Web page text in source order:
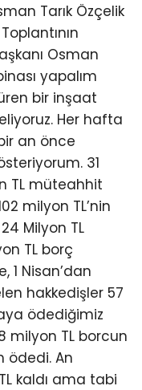
Tarık Özçelik
Osman
yapalım
bir inşaat
Her hafta
an önce
31
TL müteahhit
milyon TL’nin
Milyon TL
TL borç
1 Nisan’dan
hakkedişler 57
ödediğimiz
milyon TL borcun
ödedi. An
kaldı ama tabi